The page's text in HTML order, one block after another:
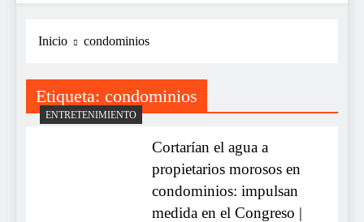
Inicio condominios
Etiqueta: condominios
ENTRETENIMIENTO
Cortarían el agua a
propietarios morosos en
condominios: impulsan
medida en el Congreso |